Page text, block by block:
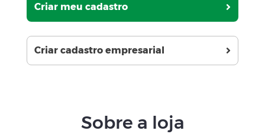
Criar meu cadastro
Criar cadastro empresarial
Sobre a loja